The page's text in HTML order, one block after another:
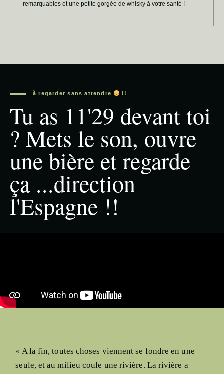
remarquables et une petite gorgée de whisky à votre santé !
à regarder sans attendre !!
Tu as 11'29 devant toi
? Mets le son, ouvre
une bière et regarde
ça ...direction
l'Espagne !!
« A la fin, toutes choses viennent se fondre en une
seule, et au milieu coule une rivière. La rivière a